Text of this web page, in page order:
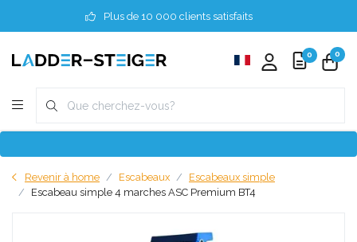
Plus de 10 000 clients satisfaits
0 0
Revenir à home Escabeaux
Escabeaux simple
Escabeau simple 4 marches ASC Premium BT4